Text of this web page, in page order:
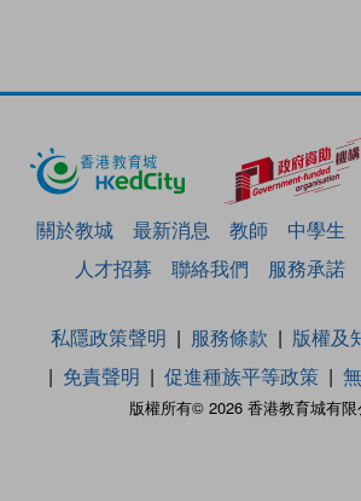
關於教城 最新消息 教師 中學生
人才招募
聯絡我們 服務承諾
版權所有© 2026 香港教育城有限
私隱政策聲明 服務條款
版權及
免責聲明
促進種族平等政策